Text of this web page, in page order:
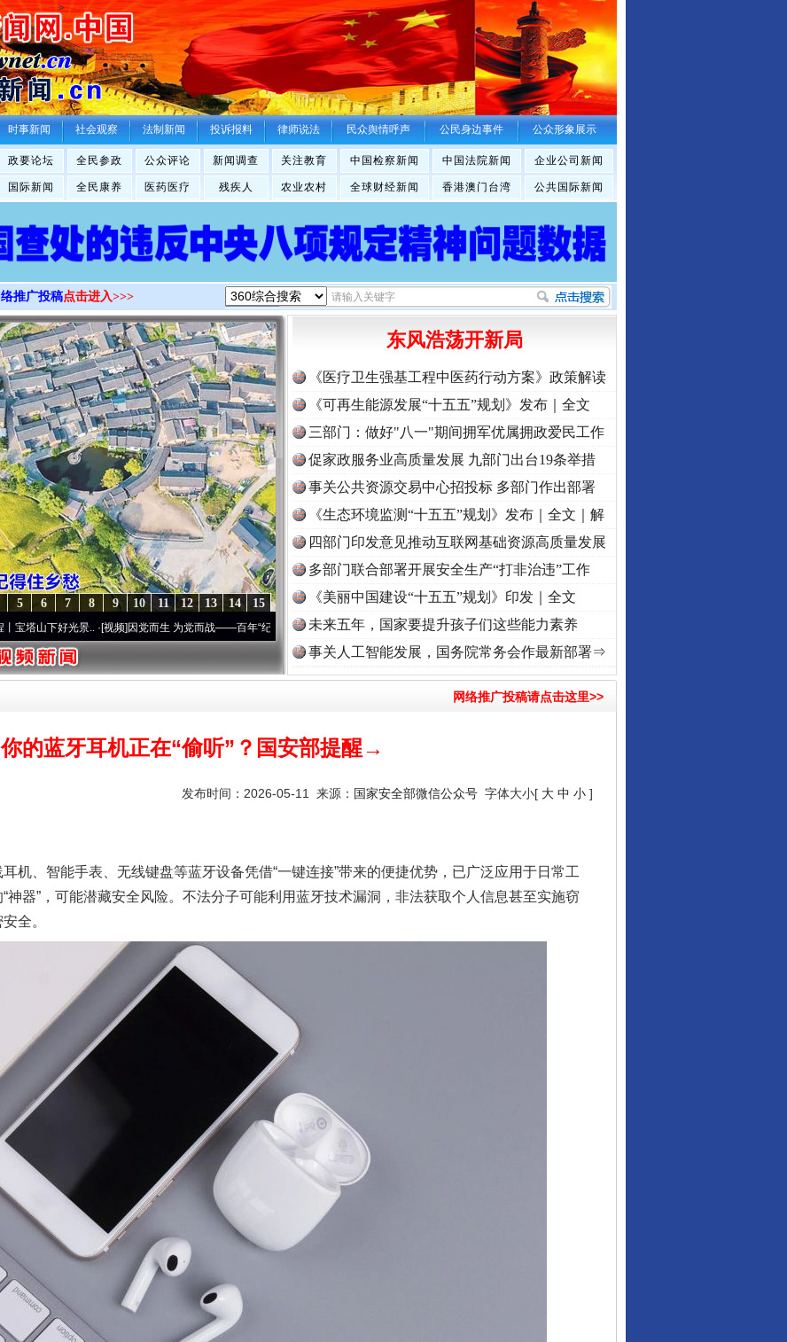
>
时事新闻 社会观察 法制新闻 投诉报料 律师说法 民众舆情呼声 公民身边事件 公众形象展示
政要论坛 全民参政 公众评论 新闻调查 关注教育 中国检察新闻 中国法院新闻 企业公司新闻
国际新闻 全民康养 医药医疗 残疾人 农业农村 全球财经新闻 香港澳门台湾 公共国际新闻
络推广投稿点击进入>>>
15
14
13
12
11
10
9
8
7
6
5
光景..·[视频]因党而生 为党而战——百年“纪”事⑧加强纪律.. ·[视频]牢记初心使命 奋进复兴征程丨“转折之城”激荡..·[视频]牢记初心使命 奋进复兴征程丨红船起航处 潮
东风浩荡开新局
《医疗卫生强基工程中医药行动方案》政策解读
《可再生能源发展“十五五”规划》发布｜全文
三部门：做好"八一"期间拥军优属拥政爱民工作
促家政服务业高质量发展 九部门出台19条举措
事关公共资源交易中心招投标 多部门作出部署
《生态环境监测“十五五”规划》发布｜全文｜解
读
四部门印发意见推动互联网基础资源高质量发展
多部门联合部署开展安全生产“打非治违”工作
《美丽中国建设“十五五”规划》印发｜全文
未来五年，国家要提升孩子们这些能力素养
事关人工智能发展，国务院常务会作最新部署⇒
网络推广投稿请点击这里>>
你的蓝牙耳机正在“偷听”？国安部提醒→
发布时间：2026-05-11 来源： 国家安全部微信公众号 字体大小[ 大 中 小 ]
、智能手表、无线键盘等蓝牙设备凭借“一键连接”带来的便捷优势，已广泛应用于日常工
神器”，可能潜藏安全风险。不法分子可能利用蓝牙技术漏洞，非法获取个人信息甚至实施窃
全。